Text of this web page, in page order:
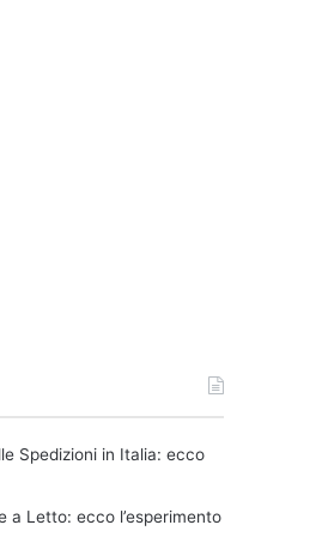
Spedizioni in Italia: ecco
a Letto: ecco l’esperimento